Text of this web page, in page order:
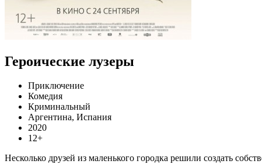
Героические лузеры
Приключение
Комедия
Криминальный
Аргентина, Испания
2020
12+
Несколько друзей из маленького городка решили создать